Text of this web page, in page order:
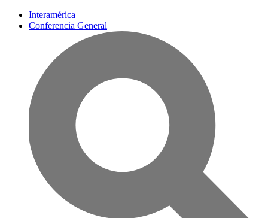
Interamérica
Conferencia General